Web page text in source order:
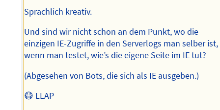
Sprachlich kreativ.
Und sind wir nicht schon an dem Punkt, wo die
einzigen IE-Zugriffe in den Serverlogs man selber ist,
wenn man testet, wie’s die eigene Seite im IE tut?
(Abgesehen von Bots, die sich als IE ausgeben.)
😷 LLAP